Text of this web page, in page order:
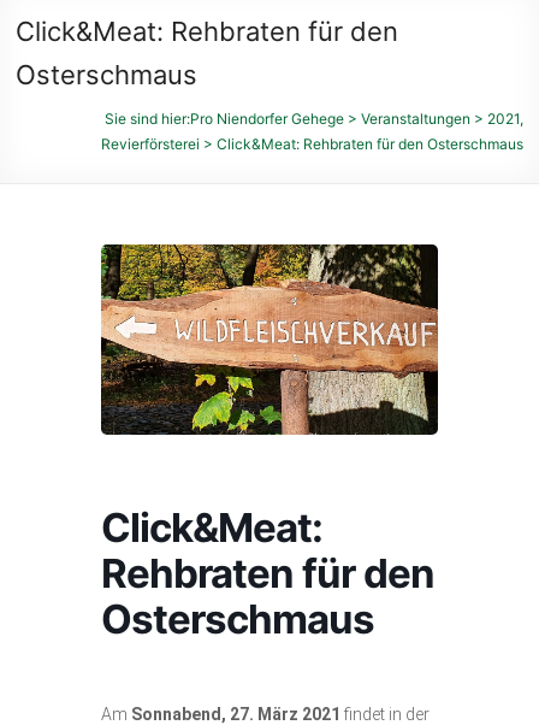
Schutz
des
Click&Meat: Rehbraten für den
Osterschmaus
Sie sind hier:Pro Niendorfer Gehege> Veranstaltungen > 2021,
Revierförsterei > Click&Meat: Rehbraten für den Osterschmaus
Click&Meat:
Rehbraten für den
Osterschmaus
Am Sonnabend, 27. März 2021 findet in der